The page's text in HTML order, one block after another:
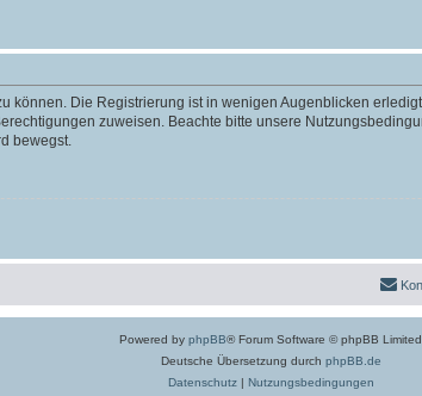
können. Die Registrierung ist in wenigen Augenblicken
zuweisen. Beachte bitte unsere
bewegst.
Powered by phpBB® Forum Software © phpBB Limited
Deutsche Übersetzung durch phpBB.de
Datenschutz| Nutzungsbedingungen